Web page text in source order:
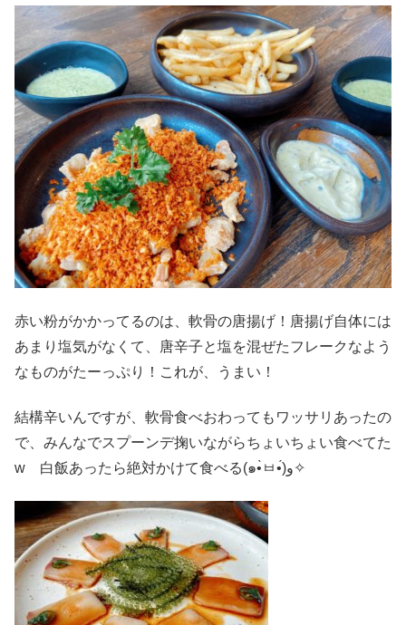
赤い粉がかかってるのは、軟骨の唐揚げ！唐揚げ自体には
あまり塩気がなくて、唐辛子と塩を混ぜたフレークなよう
なものがたーっぷり！これが、うまい！
結構辛いんですが、軟骨食べおわってもワッサリあったの
で、みんなでスプーンデ掬いながらちょいちょい食べてた
w 白飯あったら絶対かけて食べる(๑•̀ㅂ•́)و✧